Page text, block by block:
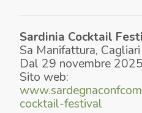
Sardinia Cocktail
Sa Manifattura, Cagliari
Dal 29 novembre 2025
Sito web:
cocktail-festival